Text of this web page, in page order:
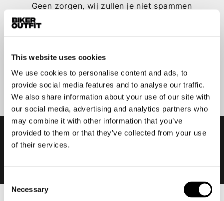
This website uses cookies
We use cookies to personalise content and ads, to
provide social media features and to analyse our traffic.
We also share information about your use of our site with
our social media, advertising and analytics partners who
may combine it with other information that you’ve
provided to them or that they’ve collected from your use
of their services.
Selection
Necessary
Geen zorgen, wij zullen je niet spammen
Aanmelden